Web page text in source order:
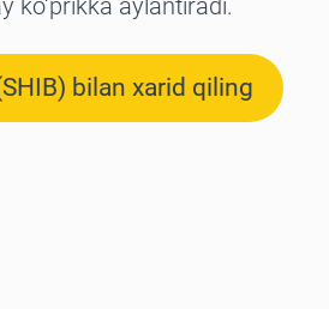
ko‘prikka aylantiradi.
bilan xarid qiling